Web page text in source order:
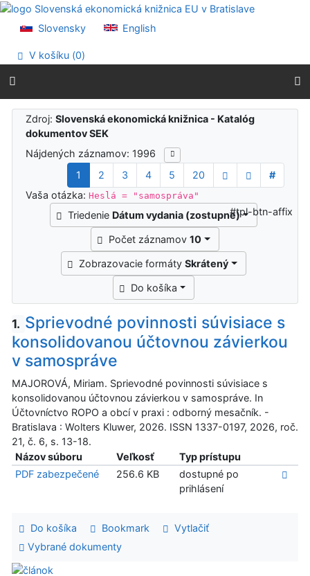
Prejsť na obsah
Prehlásenie o webovej prístupnosti
Slovensky English
V košíku (0)
Výsledky vyhľadávania
Zdroj:Slovenská ekonomická knižnica - Katalóg
dokumentov SEK
Nájdených záznamov: 1996
1
2 3 4 5 20
#
Vaša otázka:Heslá = "samospráva"
Triedenie Dátum vydania (zostupne)
Počet záznamov10
Zobrazovacie formátySkrátený
Do košíka
#tpl-btn-affix
1. Sprievodné povinnosti súvisiace s
konsolidovanou účtovnou závierkou
v samospráve
MAJOROVÁ, Miriam. Sprievodné povinnosti súvisiace s
konsolidovanou účtovnou závierkou v samospráve. In
Účtovníctvo ROPO a obcí v praxi : odborný mesačník. -
Bratislava : Wolters Kluwer, 2026. ISSN 1337-0197, 2026, roč.
21, č. 6, s. 13-18.
Názov súboru
Veľkosť
Typ prístupu
PDF zabezpečené
256.6 KB
dostupné po
prihlásení
Do košíka Bookmark
Vytlačiť
Vybrané dokumenty